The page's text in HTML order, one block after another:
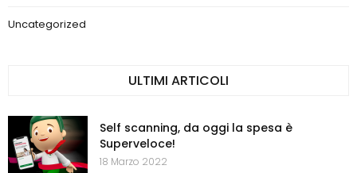
Uncategorized
ULTIMI ARTICOLI
Self scanning, da oggi la spesa è
Superveloce!
18 Marzo 2022